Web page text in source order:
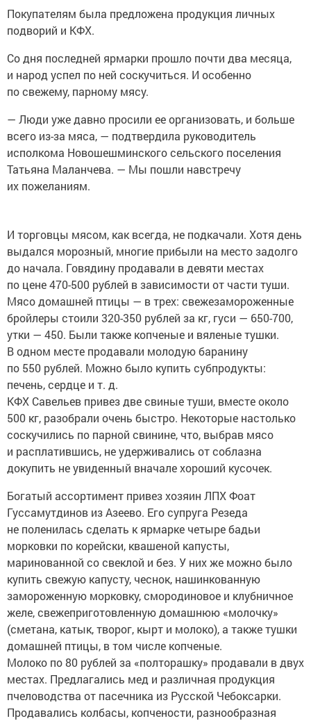
Покупателям была предложена продукция личных
подворий и КФХ.
Со дня последней ярмарки прошло почти два месяца,
и народ успел по ней соскучиться. И особенно
по свежему, парному мясу.
— Люди уже давно просили ее организовать, и больше
всего из-за мяса, — подтвердила руководитель
исполкома Новошешминского сельского поселения
Татьяна Маланчева. — Мы пошли навстречу
их пожеланиям.
И торговцы мясом, как всегда, не подкачали. Хотя день
выдался морозный, многие прибыли на место задолго
до начала. Говядину продавали в девяти местах
по цене 470-500 рублей в зависимости от части туши.
Мясо домашней птицы — в трех: свежезамороженные
бройлеры стоили 320-350 рублей за кг, гуси — 650-700,
утки — 450. Были также копченые и вяленые тушки.
В одном месте продавали молодую баранину
по 550 рублей. Можно было купить субпродукты:
печень, сердце и т. д.
КФХ Савельев привез две свиные туши, вместе около
500 кг, разобрали очень быстро. Некоторые настолько
соскучились по парной свинине, что, выбрав мясо
и расплатившись, не удерживались от соблазна
докупить не увиденный вначале хороший кусочек.
Богатый ассортимент привез хозяин ЛПХ Фоат
Гуссамутдинов из Азеево. Его супруга Резеда
не поленилась сделать к ярмарке четыре бадьи
морковки по корейски, квашеной капусты,
маринованной со свеклой и без. У них же можно было
купить свежую капусту, чеснок, нашинкованную
замороженную морковку, смородиновое и клубничное
желе, свежеприготовленную домашнюю «молочку»
(сметана, катык, творог, кырт и молоко), а также тушки
домашней птицы, в том числе копченые.
Молоко по 80 рублей за «полторашку» продавали в двух
местах. Предлагались мед и различная продукция
пчеловодства от пасечника из Русской Чебоксарки.
Продавались колбасы, копчености, разнообразная